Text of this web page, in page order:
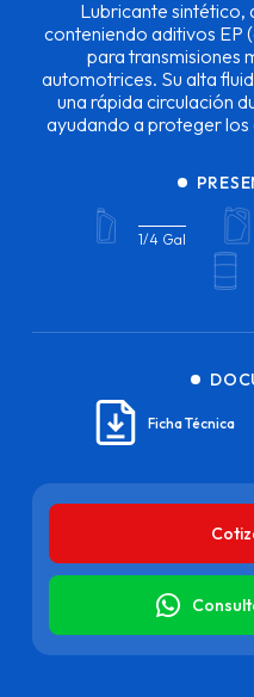
Lubricante
conteniendo aditivos EP
para transmisiones
automotrices. Su alta
una rápida circulación
ayudando a proteger los
1/4 Gal
Ficha Técnica